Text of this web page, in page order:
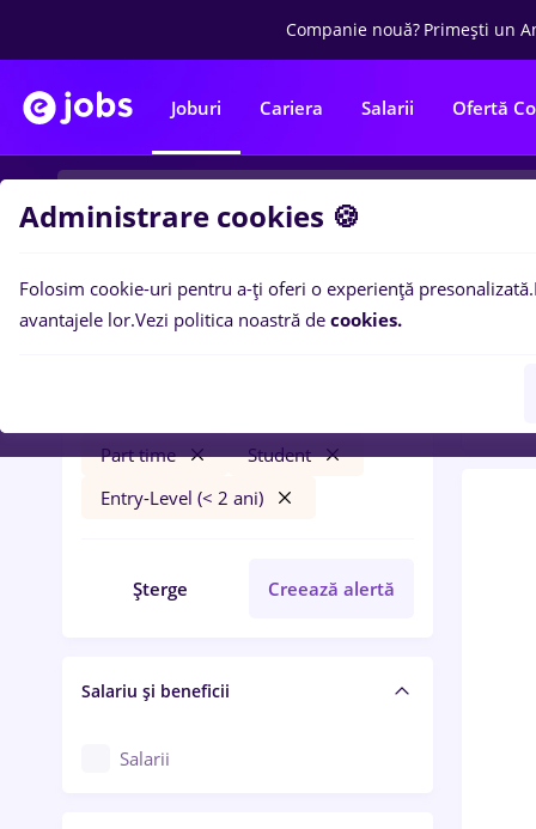
Companie nouă? Primești un
Joburi Cariera Salarii Ofertă
Filtre
Part time
Student
Entry-Level (< 2 ani)
Șterge Creează alertă
Salariu și beneficii
Salarii
0
Administrare cookies 🍪
Folosim cookie-uri pentru a-ți oferi o experiență presonalizată.
avantajele lor.Vezi politica noastră de cookies.